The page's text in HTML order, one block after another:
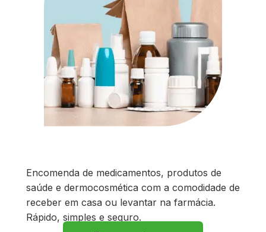
Encomenda de medicamentos, produtos de
saúde e dermocosmética com a comodidade de
receber em casa ou levantar na farmácia.
Rápido, simples e seguro.